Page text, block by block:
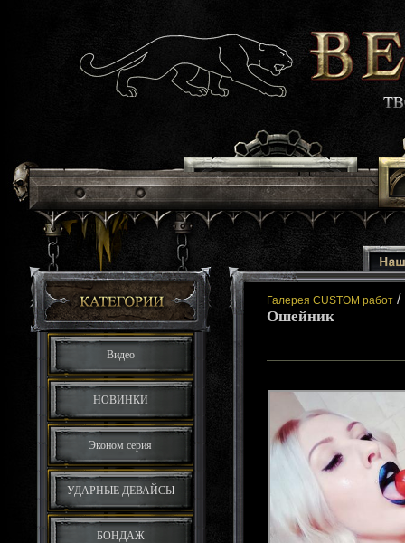
Видео
НОВИНКИ
Эконом серия
УДАРНЫЕ ДЕВАЙСЫ
БОНДАЖ
Галерея CUSTOM работ /
Ошейник